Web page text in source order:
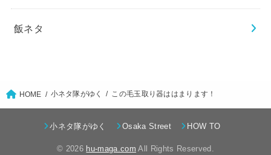
飯ネタ
HOME 小ネタ隊がゆく この毛玉取り器ははまります！
小ネタ隊がゆく Osaka Street HOW TO
© 2026 hu-maga.com All Rights Reserved.